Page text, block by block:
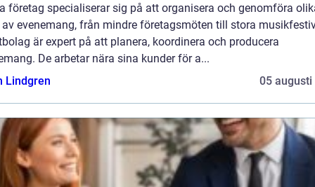
företag specialiserar sig på att organisera och genomföra
av evenemang, från mindre företagsmöten till stora
är expert på att planera, koordinera och producera
De arbetar nära sina kunder för a...
Lindgren
05 augusti